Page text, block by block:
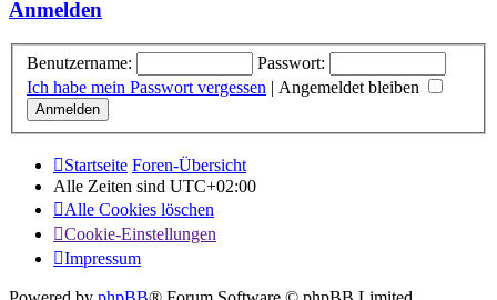
Anmelden
Benutzername:
Passwort:
Ich habe mein Passwort vergessen | Angemeldet bleiben
Startseite Foren-Übersicht
Alle Zeiten sind UTC+02:00
Alle Cookies löschen
Cookie-Einstellungen
Impressum